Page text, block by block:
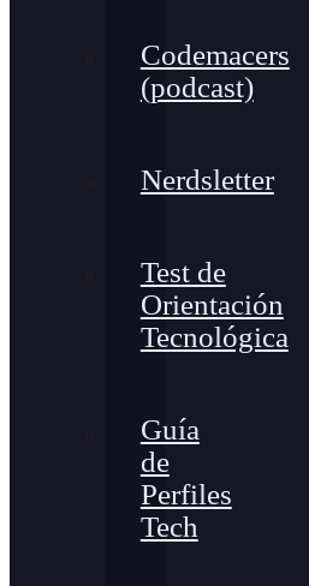
Codemacers
(podcast)
Nerdsletter
Test de
Orientación
Tecnológica
Guía
de
Perfiles
Tech